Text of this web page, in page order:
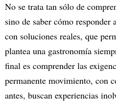
No se trata tan sólo de
sino de saber cómo responder
con soluciones reales, que
plantea una gastronomía
final es comprender las
permanente movimiento, con
antes, buscan experiencias